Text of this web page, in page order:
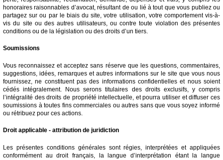
honoraires raisonnables d’avocat, résultant de ou lié à tout que vous publiez ou
partagez sur ou par le biais du site, votre utilisation, votre comportement vis-à-
vis du site ou des autres utilisateurs, ou contre toute violation des présentes
conditions ou de la législation ou des droits d’un tiers.
Soumissions
Vous reconnaissez et acceptez sans réserve que les questions, commentaires,
suggestions, idées, remarques et autres informations sur le site que vous nous
fournissez, ne constituent pas des informations confidentielles et nous soient
cédés intégralement. Nous serons titulaires des droits exclusifs, y compris
l’intégralité des droits de propriété intellectuelle, et pourra utiliser et diffuser ces
soumissions à toutes fins commerciales ou autres sans que vous soyez informé
ou rétribuez pour ces actions.
Droit applicable - attribution de juridiction
Les présentes conditions générales sont régies, interprétées et appliquées
conformément au droit français, la langue d’interprétation étant la langue